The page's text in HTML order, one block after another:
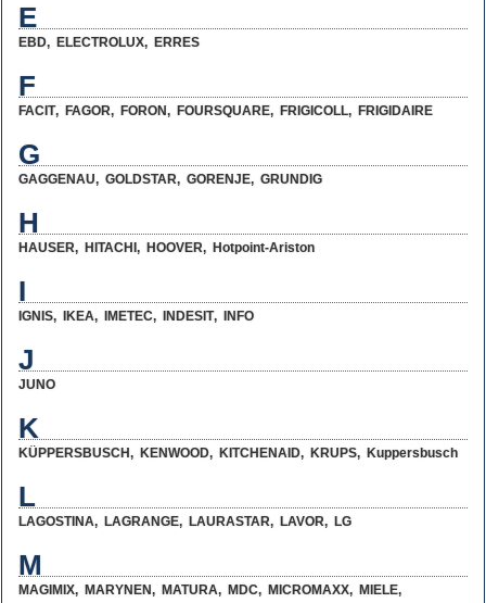
E
EBD, ELECTROLUX, ERRES
F
FACIT, FAGOR, FORON, FOURSQUARE, FRIGICOLL, FRIGIDAIRE
G
GAGGENAU, GOLDSTAR, GORENJE, GRUNDIG
H
HAUSER, HITACHI , HOOVER, Hotpoint-Ariston
I
IGNIS, IKEA, IMETEC, INDESIT, INFO
J
JUNO
K
KÜPPERSBUSCH , KENWOOD, KITCHENAID, KRUPS, Kuppersbusch
L
LAGOSTINA, LAGRANGE, LAURASTAR, LAVOR, LG
M
MAGIMIX, MARYNEN, MATURA, MDC, MICROMAXX, MIELE,